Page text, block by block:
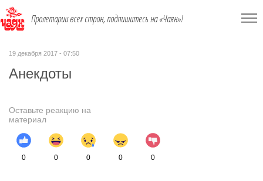
Пролетарии всех стран, подпишитесь на «Чаян»!
19 декабря 2017 - 07:50
Анекдоты
Оставьте реакцию на
материал
0 0 0 0 0